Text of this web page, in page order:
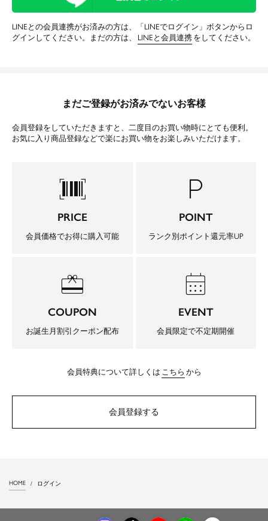
LINEとの会員連携がお済みの方は、「LINEでログイン」ボタンからロ
グインしてください。まだの方は、
LINEと会員連携 をしてください。
まだご登録がお済みでないお客様
会員登録をしていただきますと、二度目のお買い物時にとても便利。
お気に入り商品登録などで楽にお買い物をお楽しみいただけます。
barcode_scanner
PRICE
会員価格でお得に購入可能
local_parking
POINT
ランク別ポイント還元率UP
redeem
COUPON
お誕生月割引クーポン配布
calendar_month
EVENT
会員限定で不定期開催
会員特典について詳しくは こちら から
会員登録する
HOME ログイン